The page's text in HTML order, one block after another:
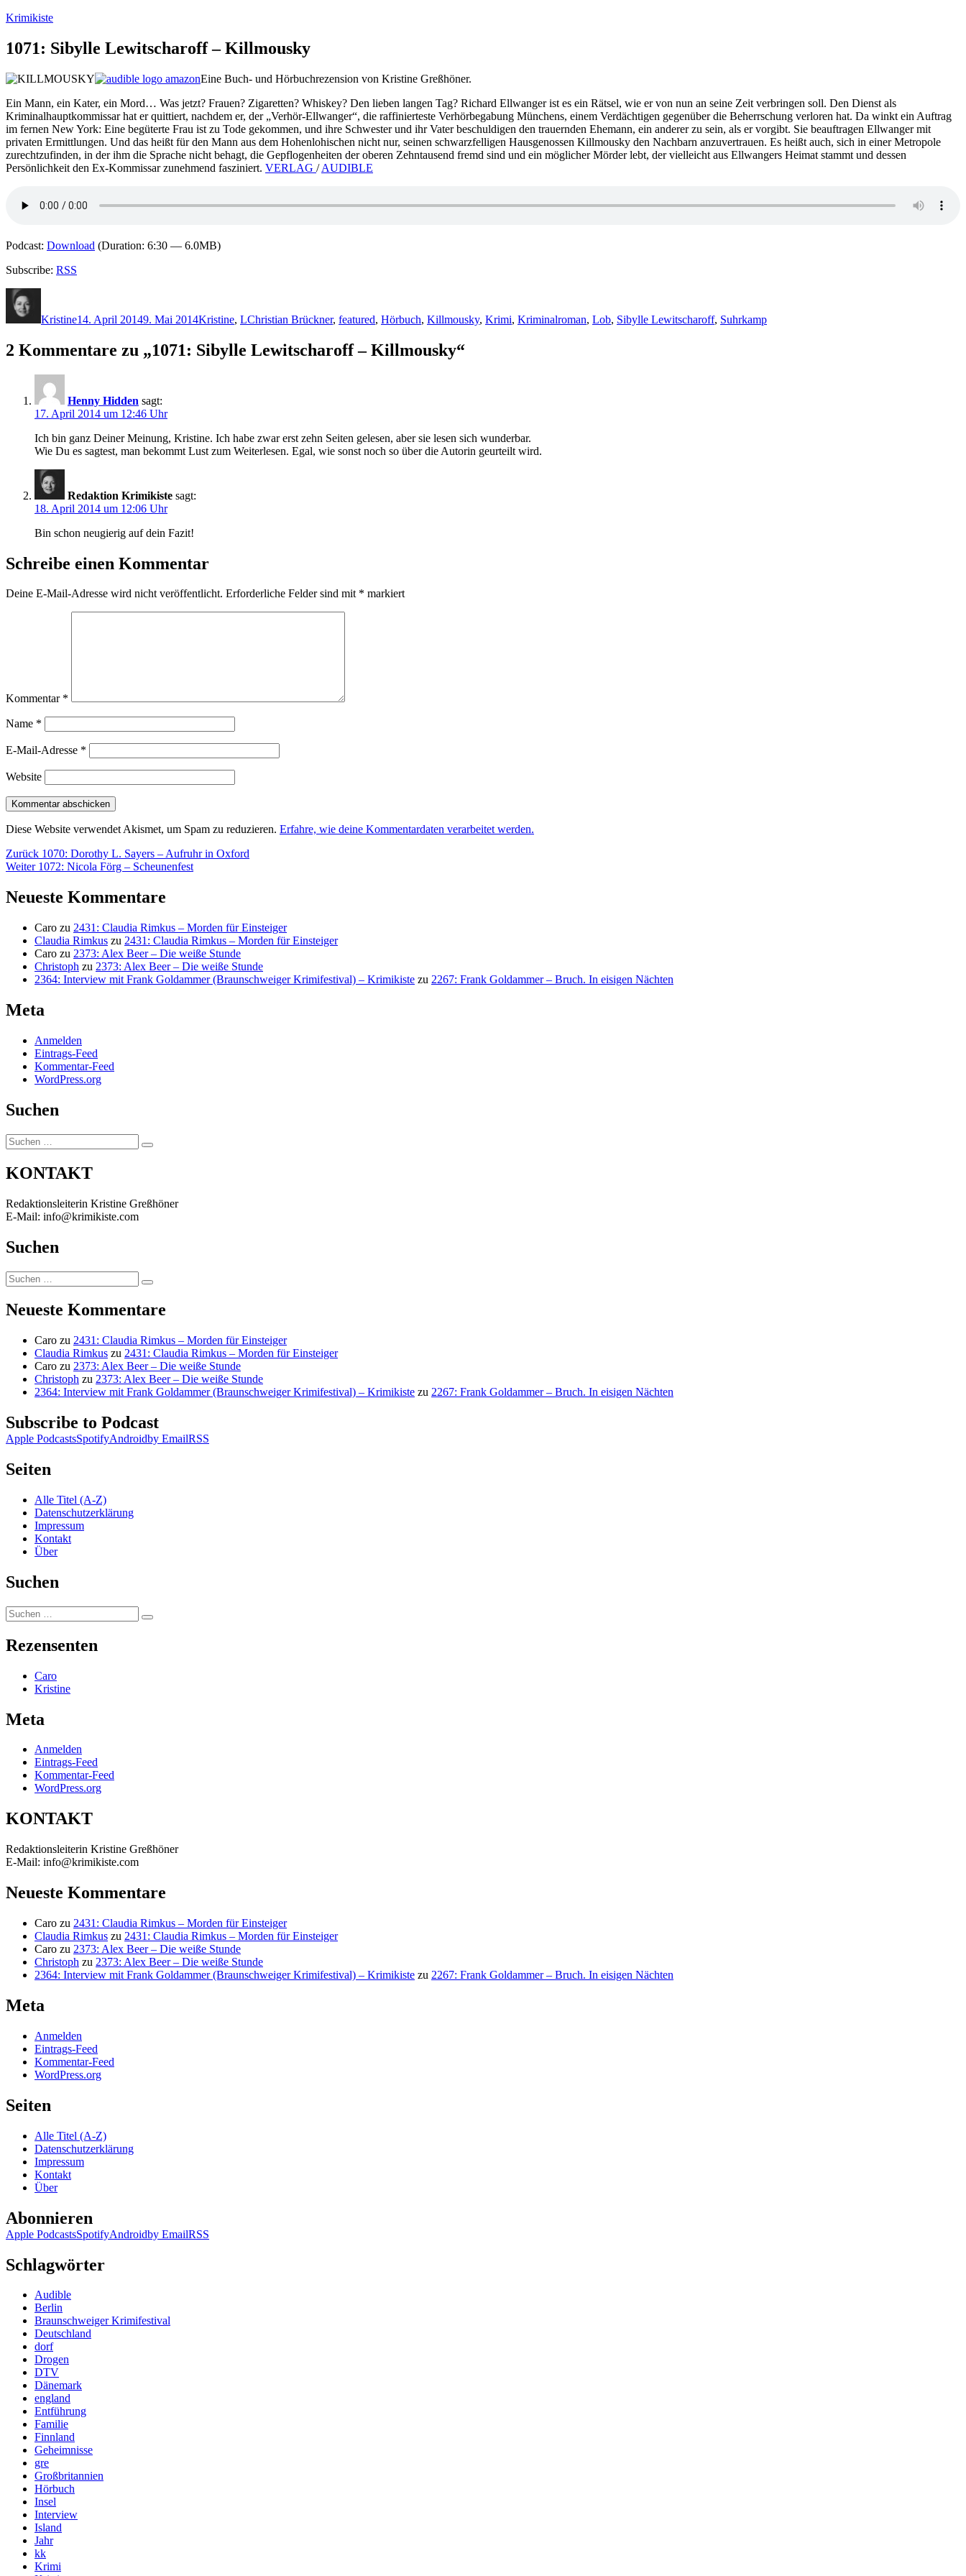
Zum
springen
Krimikiste
1071: Sibylle Lewitscharoff – Killmousky
Eine Buch- und Hörbuchrezension von Kristine Greßhöner.
Ein Mann, ein Kater, ein Mord… Was jetzt? Frauen? Zigaretten? Whiskey? Den lieben langen Tag? Richard Ellwanger ist es ein Rätsel, wie er von nun an seine Zeit verbringen soll. Den Dienst als
Kriminalhauptkommissar hat er quittiert, nachdem er, der „Verhör-Ellwanger“, die raffinierteste Verhörbegabung Münchens, einem Verdächtigen gegenüber die Beherrschung verloren hat. Da winkt ein Auftrag
im fernen New York: Eine begüterte Frau ist zu Tode gekommen, und ihre Schwester und ihr Vater beschuldigen den trauernden Ehemann, ein anderer zu sein, als er vorgibt. Sie beauftragen Ellwanger mit
privaten Ermittlungen. Und das heißt für den Mann aus dem Hohenlohischen nicht nur, seinen schwarzfelligen Hausgenossen Killmousky den Nachbarn anzuvertrauen. Es heißt auch, sich in einer Metropole
zurechtzufinden, in der ihm die Sprache nicht behagt, die Gepflogenheiten der oberen Zehntausend fremd sind und ein möglicher Mörder lebt, der vielleicht aus Ellwangers Heimat stammt und dessen
Persönlichkeit den Ex-Kommissar zunehmend fasziniert. VERLAG /AUDIBLE
Podcast: Download (Duration: 6:30 — 6.0MB)
Subscribe: RSS
Kristine14. April 20149. Mai 2014Kristine, LChristian Brückner, featured, Hörbuch, Killmousky, Krimi, Kriminalroman, Lob, Sibylle Lewitscharoff, Suhrkamp
2 Kommentare zu „1071: Sibylle Lewitscharoff – Killmousky“
Henny Hidden sagt:
17. April 2014 um 12:46 Uhr
Ich bin ganz Deiner Meinung, Kristine. Ich habe zwar erst zehn Seiten gelesen, aber sie lesen sich wunderbar.
Wie Du es sagtest, man bekommt Lust zum Weiterlesen. Egal, wie sonst noch so über die Autorin geurteilt wird.
Redaktion Krimikiste sagt:
18. April 2014 um 12:06 Uhr
Bin schon neugierig auf dein Fazit!
Schreibe einen Kommentar
Deine E-Mail-Adresse wird nicht veröffentlicht. Erforderliche Felder sind mit * markiert
Kommentar *
Name *
E-Mail-Adresse *
Website
Diese Website verwendet Akismet, um Spam zu reduzieren. Erfahre, wie deine Kommentardaten verarbeitet werden.
Beitragsnavigation
Zurück Vorheriger
Beitrag:
1070: Dorothy L. Sayers – Aufruhr in Oxford
Weiter Nächster
1072: Nicola Förg – Scheunenfest
Neueste Kommentare
Caro zu 2431: Claudia Rimkus – Morden für Einsteiger
Claudia Rimkus zu 2431: Claudia Rimkus – Morden für Einsteiger
Caro zu 2373: Alex Beer – Die weiße Stunde
Christoph zu 2373: Alex Beer – Die weiße Stunde
2364: Interview mit Frank Goldammer (Braunschweiger Krimifestival) – Krimikiste zu 2267: Frank Goldammer – Bruch. In eisigen Nächten
Meta
Anmelden
Eintrags-Feed
Kommentar-Feed
WordPress.org
Suchen
Suchen
nach:
Suchen
KONTAKT
Redaktionsleiterin Kristine Greßhöner
E-Mail: info@krimikiste.com
Suchen
Suchen
nach:
Suchen
Neueste Kommentare
Caro zu 2431: Claudia Rimkus – Morden für Einsteiger
Claudia Rimkus zu 2431: Claudia Rimkus – Morden für Einsteiger
Caro zu 2373: Alex Beer – Die weiße Stunde
Christoph zu 2373: Alex Beer – Die weiße Stunde
2364: Interview mit Frank Goldammer (Braunschweiger Krimifestival) – Krimikiste zu 2267: Frank Goldammer – Bruch. In eisigen Nächten
Subscribe to Podcast
Apple PodcastsSpotifyAndroidby EmailRSS
Seiten
Alle Titel (A-Z)
Datenschutzerklärung
Impressum
Kontakt
Über
Suchen
Suchen
nach:
Suchen
Rezensenten
Caro
Kristine
Meta
Anmelden
Eintrags-Feed
Kommentar-Feed
WordPress.org
KONTAKT
Redaktionsleiterin Kristine Greßhöner
E-Mail: info@krimikiste.com
Neueste Kommentare
Caro zu 2431: Claudia Rimkus – Morden für Einsteiger
Claudia Rimkus zu 2431: Claudia Rimkus – Morden für Einsteiger
Caro zu 2373: Alex Beer – Die weiße Stunde
Christoph zu 2373: Alex Beer – Die weiße Stunde
2364: Interview mit Frank Goldammer (Braunschweiger Krimifestival) – Krimikiste zu 2267: Frank Goldammer – Bruch. In eisigen Nächten
Meta
Anmelden
Eintrags-Feed
Kommentar-Feed
WordPress.org
Seiten
Alle Titel (A-Z)
Datenschutzerklärung
Impressum
Kontakt
Über
Abonnieren
Apple PodcastsSpotifyAndroidby EmailRSS
Schlagwörter
Audible
Berlin
Braunschweiger Krimifestival
Deutschland
dorf
Drogen
DTV
Dänemark
england
Entführung
Familie
Finnland
Geheimnisse
gre
Großbritannien
Hörbuch
Insel
Interview
Island
Jahr
kk
Krimi